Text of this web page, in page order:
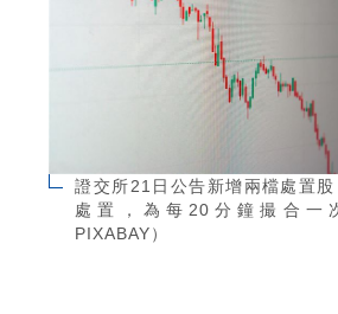
證交所21日公告新增兩檔處置
處置，為每20分鐘撮合一
PIXABAY）